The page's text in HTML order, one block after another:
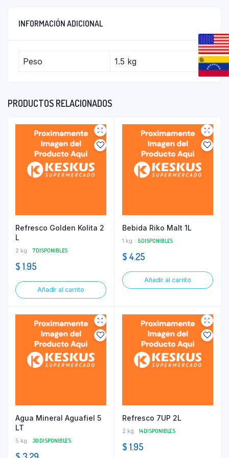
INFORMACIÓN ADICIONAL
Peso 1.5 kg
PRODUCTOS RELACIONADOS
Refresco Golden Kolita 2
L
2 kg 7 DISPONIBLES
$ 1.95
Añadir al carrito
Bebida Riko Malt 1L
1 kg 5 DISPONIBLES
$ 4.25
Añadir al carrito
Agua Mineral Aguafiel 5
LT
5 kg 30 DISPONIBLES
Refresco 7UP 2L
2 kg 14 DISPONIBLES
$ 1.95